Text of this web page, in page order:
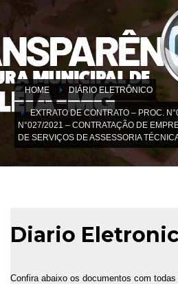
HOME DIÁRIO ELETRÔNICO
EXTRATO DE CONTRATO – PROC.
N°027/2021 – CONTRATAÇÃO DE
DE SERVIÇOS DE ASSESSORIA
Diario
Confira abaixo os documentos com